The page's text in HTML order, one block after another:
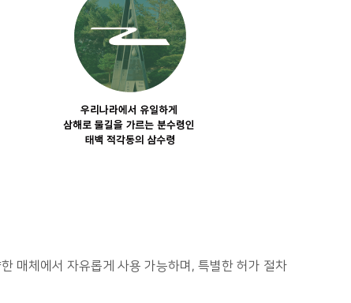
매체에서 자유롭게 사용 가능하며, 특별한 허가 절차